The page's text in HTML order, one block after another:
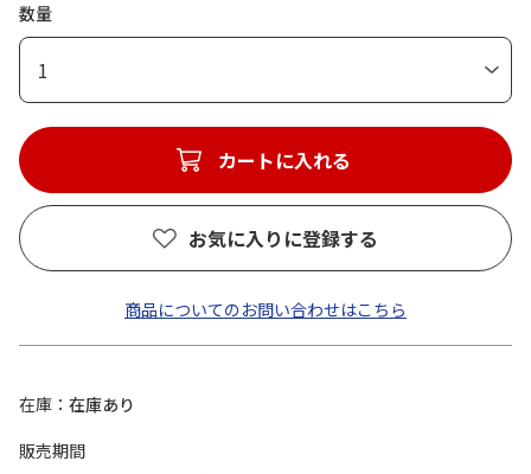
数量
1
カートに入れる
お気に入りに登録する
商品についてのお問い合わせはこちら
在庫
在庫あり
販売期間